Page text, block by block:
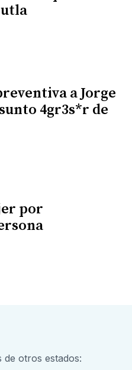
a Jorge
4gr3s*r de
por
de otros estados: